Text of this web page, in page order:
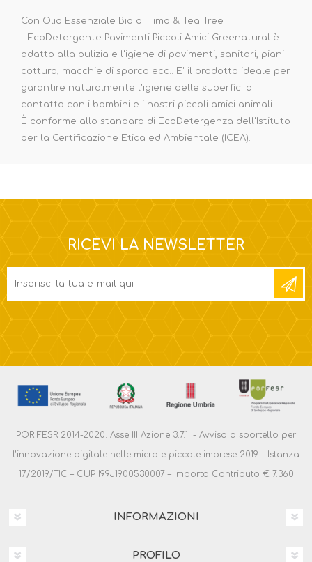
Con Olio Essenziale Bio di Timo & Tea Tree
L'EcoDetergente Pavimenti Piccoli Amici Greenatural è
adatto alla pulizia e l'igiene di pavimenti, sanitari, piani
cottura, macchie di sporco ecc.. E' il prodotto ideale per
garantire naturalmente l'igiene delle superfici a
contatto con i bambini e i nostri piccoli amici animali.
È conforme allo standard di EcoDetergenza dell'Istituto
per la Certificazione Etica ed Ambientale (ICEA).
RICEVI LA NEWSLETTER
POR FESR 2014-2020. Asse III Azione 3.7.1. - Avviso a sportello per
l’innovazione digitale nelle micro e piccole imprese 2019 - Istanza
17/2019/TIC – CUP I99J1900530007 – Importo Contributo € 7.360
INFORMAZIONI
PROFILO